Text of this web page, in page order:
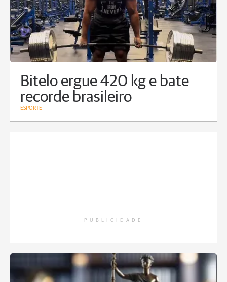
Bitelo ergue 420 kg e bate
recorde brasileiro
ESPORTE
PUBLICIDADE